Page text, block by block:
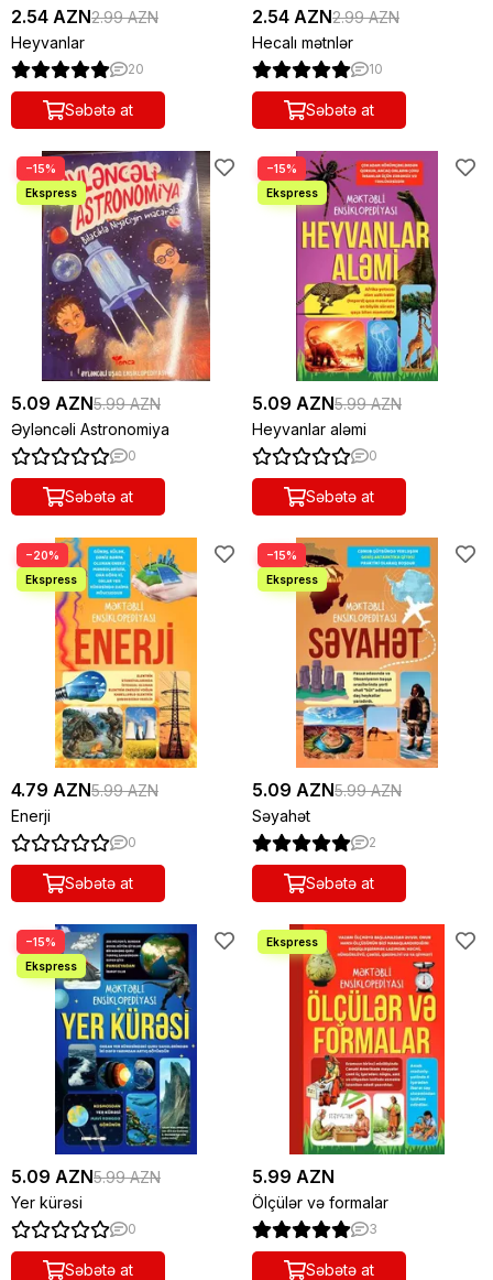
2.54 AZN2.99 AZN
Heyvanlar
20
Səbətə at
2.54 AZN2.99 AZN
Hecalı mətnlər
10
Səbətə at
−15%
5.09 AZN5.99 AZN
Əyləncəli Astronomiya
0
Səbətə at
−15%
5.09 AZN5.99 AZN
Heyvanlar aləmi
0
Səbətə at
−20%
4.79 AZN5.99 AZN
Enerji
0
Səbətə at
−15%
5.09 AZN5.99 AZN
Səyahət
2
Səbətə at
−15%
5.09 AZN5.99 AZN
Yer kürəsi
0
Səbətə at
5.99 AZN
Ölçülər və formalar
3
Səbətə at